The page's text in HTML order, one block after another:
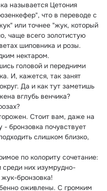
называется Цетония
что в переводе с
или точнее "жук, который
чаще всего золотистую
шиповника и розы.
нектаром.
головой и передними
И, кажется, так занят
Да и как тут заметишь
вглубь венчика?
Стоит вам, даже на
- бронзовка почувствует
слишком близко,
по колориту сочетание:
среди них изумрудно-
бронзовка!
оживлены. С громким